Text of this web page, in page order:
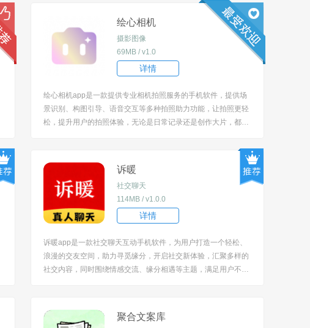
绘心相机
摄影图像
69MB / v1.0
详情
绘心相机app是一款提供专业相机拍照服务的手机软件，提供场
景识别、构图引导、语音交互等多种拍照助力功能，让拍照更轻
松，提升用户的拍照体验，无论是日常记录还是创作大片，都能
件特色[/title] 1、能...
诉暖
社交聊天
114MB / v1.0.0
详情
诉暖app是一款社交聊天互动手机软件，为用户打造一个轻松、
浪漫的交友空间，助力寻觅缘分，开启社交新体验，汇聚多样的
社交内容，同时围绕情感交流、缘分相遇等主题，满足用户不同
社交对象，用户可...
聚合文案库